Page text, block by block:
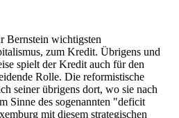
Bernstein wichtigsten
zum Kredit. Übrigens und
spielt der Kredit auch für den
Rolle. Die reformistische
seiner übrigens dort, wo sie nach
Sinne des sogenannten "deficit
mit diesem strategischen